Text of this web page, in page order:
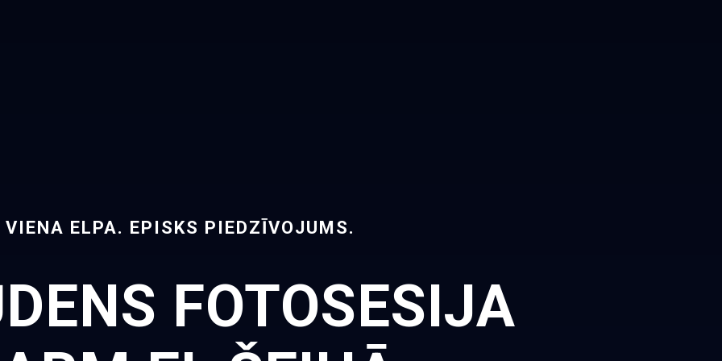
VIENA ELPA. EPISKS PIEDZĪVOJUMS.
FOTOSESIJA